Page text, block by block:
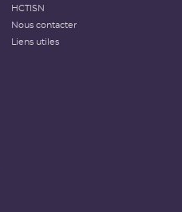
HCTISN
Nous contacter
Liens utiles